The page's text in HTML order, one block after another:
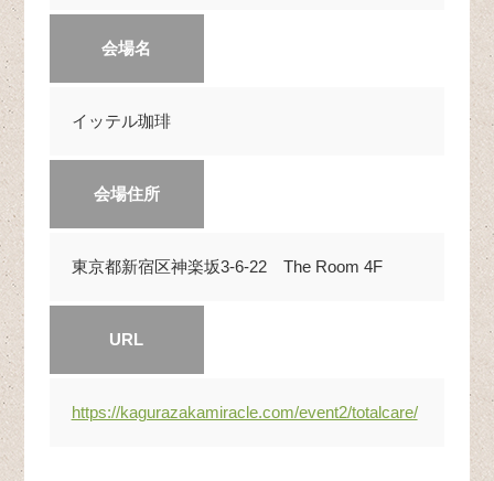
会場名
イッテル珈琲
会場住所
東京都新宿区神楽坂3-6-22 The Room 4F
URL
https://kagurazakamiracle.com/event2/totalcare/